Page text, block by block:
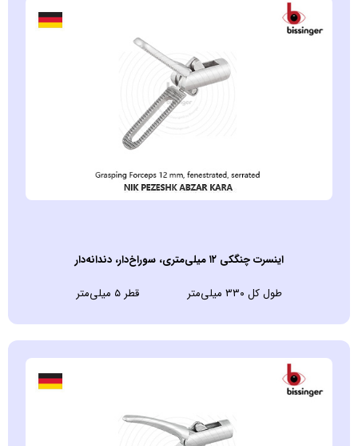
اينسرت چنگکی ۱۲ میلی‌متری، سوراخ‌دار، دندانه‌دار
طول کل ۳۳۰ میلی‌متر قطر ۵ میلی‌متر